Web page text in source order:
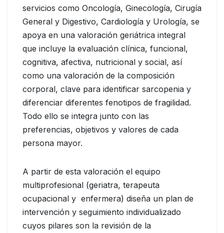
servicios como Oncología, Ginecología, Cirugía
General y Digestivo, Cardiología y Urología, se
apoya en una valoración geriátrica integral
que incluye la evaluación clínica, funcional,
cognitiva, afectiva, nutricional y social, así
como una valoración de la composición
corporal, clave para identificar sarcopenia y
diferenciar diferentes fenotipos de fragilidad.
Todo ello se integra junto con las
preferencias, objetivos y valores de cada
persona mayor.
A partir de esta valoración el equipo
multiprofesional (geriatra, terapeuta
ocupacional y enfermera) diseña un plan de
intervención y seguimiento individualizado
cuyos pilares son la revisión de la